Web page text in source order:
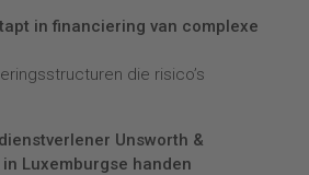
in financiering van complexe
die risico’s
Unsworth &
Luxemburgse handen